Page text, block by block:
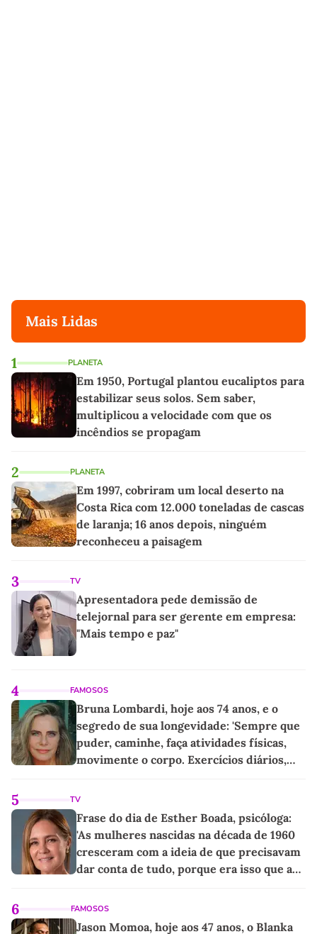
Mais Lidas
1 PLANETA
Em 1950, Portugal plantou eucaliptos para
estabilizar seus solos. Sem saber,
multiplicou a velocidade com que os
incêndios se propagam
2 PLANETA
Em 1997, cobriram um local deserto na
Costa Rica com 12.000 toneladas de cascas
de laranja; 16 anos depois, ninguém
reconheceu a paisagem
3 TV
Apresentadora pede demissão de
telejornal para ser gerente em empresa:
"Mais tempo e paz"
4 FAMOSOS
Bruna Lombardi, hoje aos 74 anos, e o
segredo de sua longevidade: 'Sempre que
puder, caminhe, faça atividades físicas,
movimente o corpo. Exercícios diários,
5 TV
Frase do dia de Esther Boada, psicóloga:
'As mulheres nascidas na década de 1960
cresceram com a ideia de que precisavam
dar conta de tudo, porque era isso que a
6 FAMOSOS
Jason Momoa, hoje aos 47 anos, o Blanka